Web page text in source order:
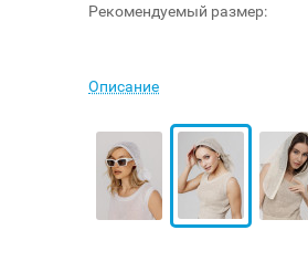
Рекомендуемый размер:
Описание